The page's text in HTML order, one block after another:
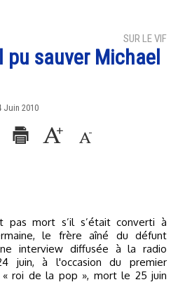
SUR LE VIF
sauver Michael
Juin 2010
le frère aîné du défunt
interview diffusée à la radio
juin, à l'occasion du premier
« roi de la pop », mort le 25 juin